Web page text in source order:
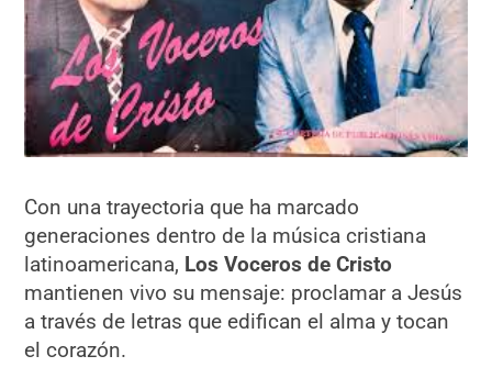
Con una trayectoria que ha marcado
generaciones dentro de la música cristiana
latinoamericana, Los Voceros de Cristo
mantienen vivo su mensaje: proclamar a Jesús
a través de letras que edifican el alma y tocan
el corazón.